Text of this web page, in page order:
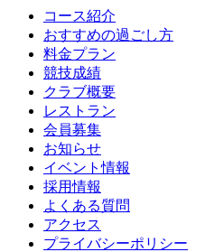
コース紹介
おすすめの過ごし方
料金プラン
競技成績
クラブ概要
レストラン
会員募集
お知らせ
イベント情報
採用情報
よくある質問
アクセス
プライバシーポリシー